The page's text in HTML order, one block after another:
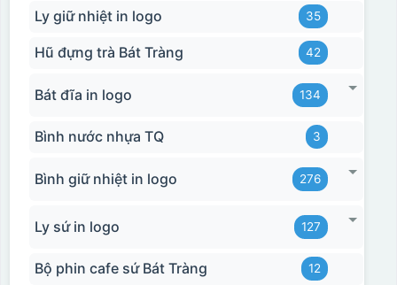
Ly giữ nhiệt in logo 35
Hũ đựng trà Bát Tràng 42
Bát đĩa in logo 134
Bình nước nhựa TQ 3
Bình giữ nhiệt in logo 276
Ly sứ in logo 127
Bộ phin cafe sứ Bát Tràng 12